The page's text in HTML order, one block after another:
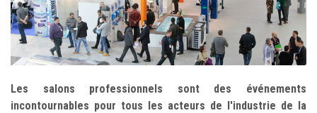
Les salons professionnels sont des événements
incontournables pour tous les acteurs de l'industrie de la